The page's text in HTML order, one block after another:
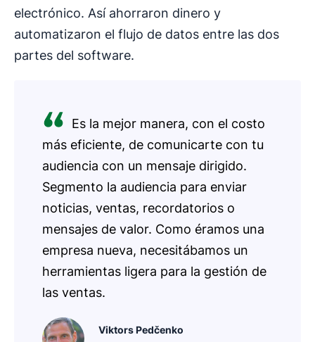
Es la mejor manera, con el costo
más eficiente, de comunicarte con tu
audiencia con un mensaje dirigido.
Segmento la audiencia para enviar
noticias, ventas, recordatorios o
mensajes de valor. Como éramos una
empresa nueva, necesitábamos un
herramientas ligera para la gestión de
las ventas.
Viktors Pedčenko
electrónico. Así ahorraron dinero y
automatizaron el flujo de datos entre las dos
partes del software.